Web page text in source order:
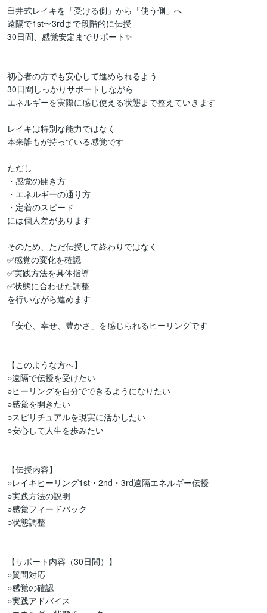
臼井式レイキを「受ける側」から「使う側」へ
遠隔で1st〜3rdまで段階的に伝授
30日間、感覚安定までサポート✨
初心者の方でも安心して進められるよう
30日間しっかりサポートしながら
エネルギーを実際に感じ使える状態まで整えていきます
レイキは特別な能力ではなく
本来誰もが持っている感覚です
ただし
・感覚の開き方
・エネルギーの通り方
・定着のスピード
には個人差があります
そのため、ただ伝授して終わりではなく
✅感覚の変化を確認
✅実践方法を具体指導
✅状態に合わせた調整
を行いながら進めます
「安心、幸せ、豊かさ」を感じられるヒーリングです
【このような方へ】
○遠隔で伝授を受けたい
○ヒーリングを自分でできるようになりたい
○感覚を開きたい
○スピリチュアルを現実に活かしたい
○安心して人生を歩みたい
【伝授内容】
○レイキヒーリング1st・2nd・3rd遠隔エネルギー伝授
○実践方法の説明
○感覚フィードバック
○状態調整
【サポート内容（30日間）】
○質問対応
○感覚の確認
○実践アドバイス